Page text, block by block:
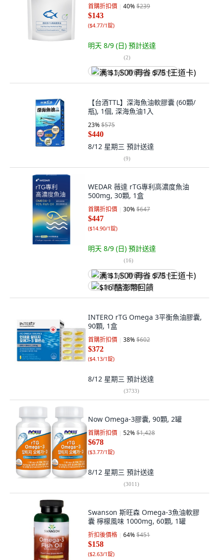
首購折扣價 40%$239
$143
($4.77/1錠)
明天 8/9 (日) 預計送達
(2)
满 $1,500 再省 $75 (王道卡)
【台酒TTL】深海魚油軟膠囊 (60顆/
瓶), 1個, 深海魚油1入
23%$575
$440
8/12 星期三 預計送達
(9)
WEDAR 薇達 rTG專利高濃度魚油
500mg, 30顆, 1盒
首購折扣價 30%$647
$447
($14.90/1錠)
明天 8/9 (日) 預計送達
(16)
满 $1,500 再省 $75 (王道卡)
$16 酷澎幣回饋
INTERO rTG Omega 3平衡魚油膠囊,
90顆, 1盒
首購折扣價 38%$602
$372
($4.13/1錠)
8/12 星期三 預計送達
(3733)
Now Omega-3膠囊, 90顆, 2罐
首購折扣價 52%$1,428
$678
($3.77/1錠)
8/12 星期三 預計送達
(3011)
Swanson 斯旺森 Omega-3魚油軟膠
囊 檸檬風味 1000mg, 60顆, 1罐
折扣後價格 64%$451
$158
($2.63/1錠)